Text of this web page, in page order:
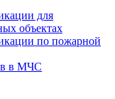
для
объектах
по пожарной
в МЧС